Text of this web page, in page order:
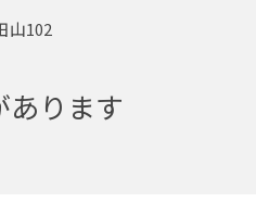
山102
ります